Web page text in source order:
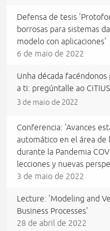
Defensa de tesis
borrosas para sistemas
modelo con aplicaciones'
6 de maio de 2022
Unha década
a ti: pregúntalle ao
3 de maio de 2022
Conferencia: 'Avances
automático en el área de
durante la Pandemia
lecciones y nuevas
3 de maio de 2022
Lecture: 'Modeling and
Business Processes'
28 de abril de 2022